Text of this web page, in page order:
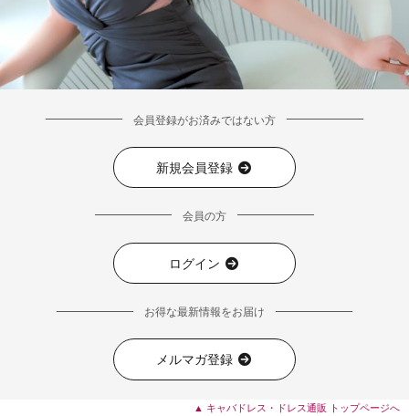
会員登録がお済みではない方
新規会員登録
会員の方
ログイン
お得な最新情報をお届け
メルマガ登録
▲ キャバドレス・ドレス通販 トップページへ